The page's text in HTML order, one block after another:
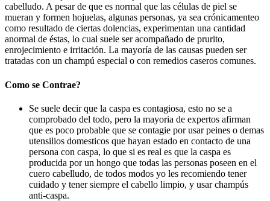
cabelludo. A pesar de que es normal que las células de piel se
mueran y formen hojuelas, algunas personas, ya sea crónicamenteo
como resultado de ciertas dolencias, experimentan una cantidad
anormal de éstas, lo cual suele ser acompañado de prurito,
enrojecimiento e irritación. La mayoría de las causas pueden ser
tratadas con un champú especial o con remedios caseros comunes.
Como se Contrae?
Se suele decir que la caspa es contagiosa, esto no se a
comprobado del todo, pero la mayoria de expertos afirman
que es poco probable que se contagie por usar peines o demas
utensilios domesticos que hayan estado en contacto de una
persona con caspa, lo que si es real es que la caspa es
producida por un hongo que todas las personas poseen en el
cuero cabelludo, de todos modos yo les recomiendo tener
cuidado y tener siempre el cabello limpio, y usar champús
anti-caspa.